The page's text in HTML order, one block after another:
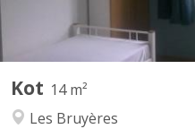
Kot 14 m²
Les Bruyères